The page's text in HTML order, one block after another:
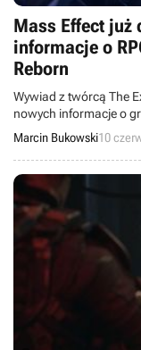
Mass Effect już
informacje o
Reborn
Wywiad z twórcą The
nowych informacje o
systemu klas, a duży
Marcin Bukowski10